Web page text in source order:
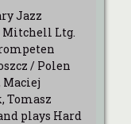
Jazz
Mitchell Ltg.
/ Polen
Tomasz
plays Hard